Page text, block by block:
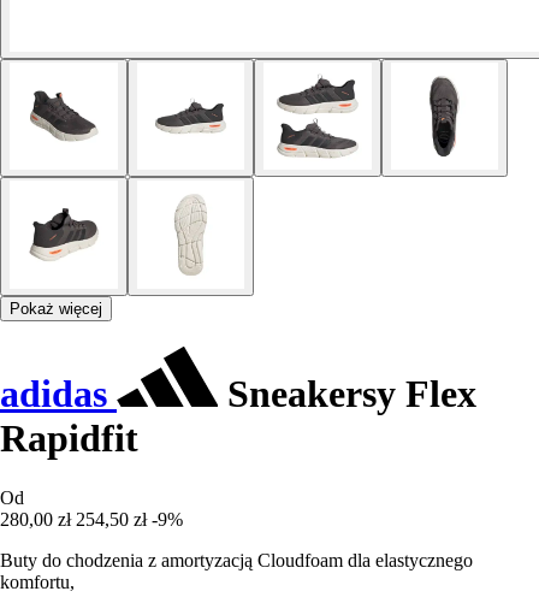
Pokaż więcej
adidas
Sneakersy Flex
Rapidfit
Od
280,00 zł 254,50 zł -9%
Buty do chodzenia z amortyzacją Cloudfoam dla elastycznego
komfortu,